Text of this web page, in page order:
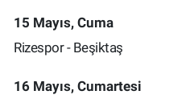
15 Mayıs, Cuma
Rizespor - Beşiktaş
16 Mayıs, Cumartesi